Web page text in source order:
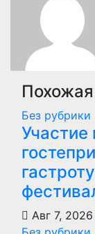
Без рубрики
Участие
Авг 7, 2026